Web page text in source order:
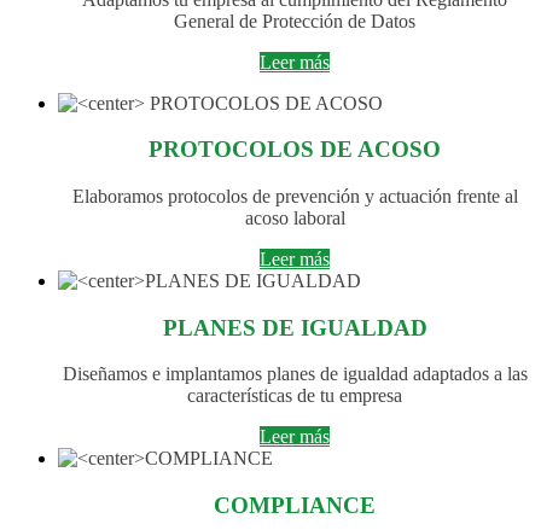
General de Protección de Datos
Leer más
PROTOCOLOS DE ACOSO
Elaboramos protocolos de prevención y actuación frente al
acoso laboral
Leer más
PLANES DE IGUALDAD
Diseñamos e implantamos planes de igualdad adaptados a las
características de tu empresa
Leer más
COMPLIANCE